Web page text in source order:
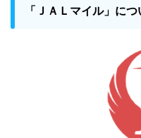
「ＪＡＬマイル」につ